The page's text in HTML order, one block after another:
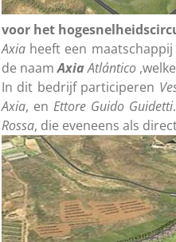
voor het
Axiaheeft een maatschappij
de naamAxiaAtlántico
In dit bedrijf participeren
Axia, en Ettore Guido Guidetti
Rossa, die eveneens als